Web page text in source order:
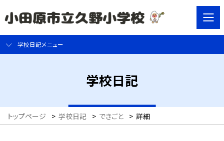
学校日記メニュー
学校日記
トップページ > 学校日記 > できごと > 詳細